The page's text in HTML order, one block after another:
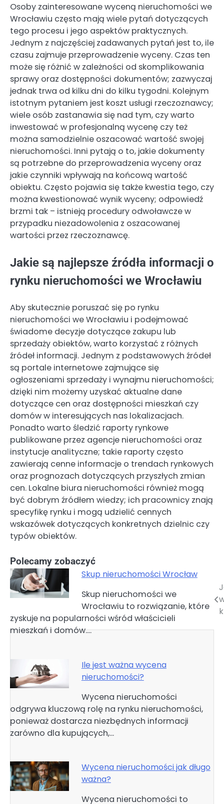
Osoby zainteresowane wyceną nieruchomości we
Wrocławiu często mają wiele pytań dotyczących
tego procesu i jego aspektów praktycznych.
Jednym z najczęściej zadawanych pytań jest to, ile
czasu zajmuje przeprowadzenie wyceny. Czas ten
może się różnić w zależności od skomplikowania
sprawy oraz dostępności dokumentów; zazwyczaj
jednak trwa od kilku dni do kilku tygodni. Kolejnym
istotnym pytaniem jest koszt usługi rzeczoznawcy;
wiele osób zastanawia się nad tym, czy warto
inwestować w profesjonalną wycenę czy też
można samodzielnie oszacować wartość swojej
nieruchomości. Inni pytają o to, jakie dokumenty
są potrzebne do przeprowadzenia wyceny oraz
jakie czynniki wpływają na końcową wartość
obiektu. Często pojawia się także kwestia tego, czy
można kwestionować wynik wyceny; odpowiedź
brzmi tak – istnieją procedury odwoławcze w
przypadku niezadowolenia z oszacowanej
wartości przez rzeczoznawcę.
Jakie są najlepsze źródła informacji o
rynku nieruchomości we Wrocławiu
Aby skutecznie poruszać się po rynku
nieruchomości we Wrocławiu i podejmować
świadome decyzje dotyczące zakupu lub
sprzedaży obiektów, warto korzystać z różnych
źródeł informacji. Jednym z podstawowych źródeł
są portale internetowe zajmujące się
ogłoszeniami sprzedaży i wynajmu nieruchomości;
dzięki nim możemy uzyskać aktualne dane
dotyczące cen oraz dostępności mieszkań czy
domów w interesujących nas lokalizacjach.
Ponadto warto śledzić raporty rynkowe
publikowane przez agencje nieruchomości oraz
instytucje analityczne; takie raporty często
zawierają cenne informacje o trendach rynkowych
oraz prognozach dotyczących przyszłych zmian
cen. Lokalne biura nieruchomości również mogą
być dobrym źródłem wiedzy; ich pracownicy znają
specyfikę rynku i mogą udzielić cennych
wskazówek dotyczących konkretnych dzielnic czy
typów obiektów.
Polecamy zobaczyć
Skup nieruchomości Wrocław
Skup nieruchomości we
Wrocławiu to rozwiązanie, które
zyskuje na popularności wśród właścicieli
mieszkań i domów.…
Ile jest ważna wycena
nieruchomości?
Wycena nieruchomości
odgrywa kluczową rolę na rynku nieruchomości,
ponieważ dostarcza niezbędnych informacji
zarówno dla kupujących,…
Wycena nieruchomości jak długo
ważna?
Wycena nieruchomości to
Nawigacja